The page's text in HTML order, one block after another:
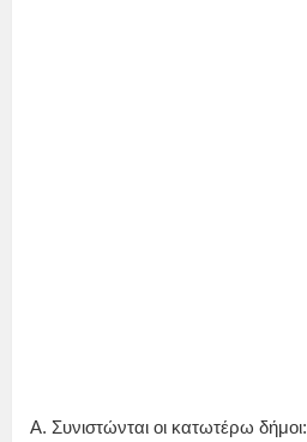
Α. Συνιστώνται οι κατωτέρω δήμοι: